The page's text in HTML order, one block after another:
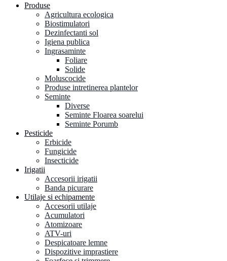
Produse
Agricultura ecologica
Biostimulatori
Dezinfectanti sol
Igiena publica
Ingrasaminte
Foliare
Solide
Moluscocide
Produse intretinerea plantelor
Seminte
Diverse
Seminte Floarea soarelui
Seminte Porumb
Pesticide
Erbicide
Fungicide
Insecticide
Irigatii
Accesorii irigatii
Banda picurare
Utilaje si echipamente
Accesorii utilaje
Acumulatori
Atomizoare
ATV-uri
Despicatoare lemne
Dispozitive imprastiere